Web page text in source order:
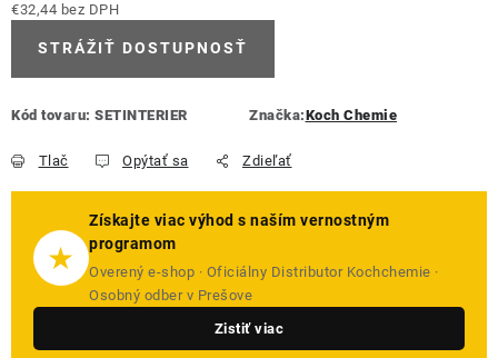
€32,44 bez DPH
STRÁŽIŤ DOSTUPNOSŤ
Kód tovaru: SETINTERIER Značka:Koch Chemie
Tlač Opýtať sa Zdieľať
★
Získajte viac výhod s naším vernostným
programom
Overený e-shop · Oficiálny Distributor Kochchemie ·
Osobný odber v Prešove
Zistiť viac